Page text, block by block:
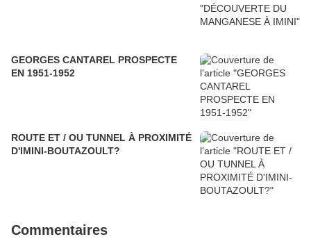
GEORGES CANTAREL PROSPECTE
EN 1951-1952
ROUTE ET / OU TUNNEL À PROXIMITÉ
D'IMINI-BOUTAZOULT?
Commentaires